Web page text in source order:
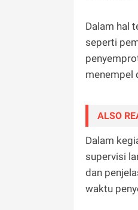
Dalam hal
seperti
menempel
ALSO
Dalam
supervisi
dan
waktu